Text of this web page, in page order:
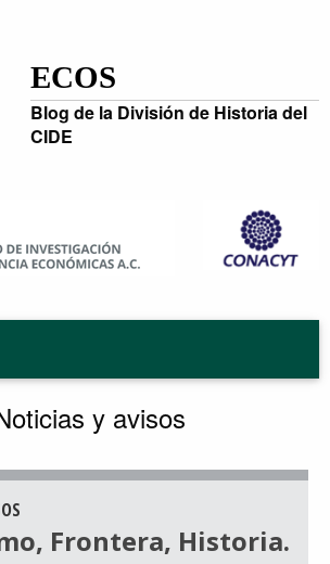
ECOS
Blog de la División de Historia del
CIDE
y avisos
Frontera, Historia.